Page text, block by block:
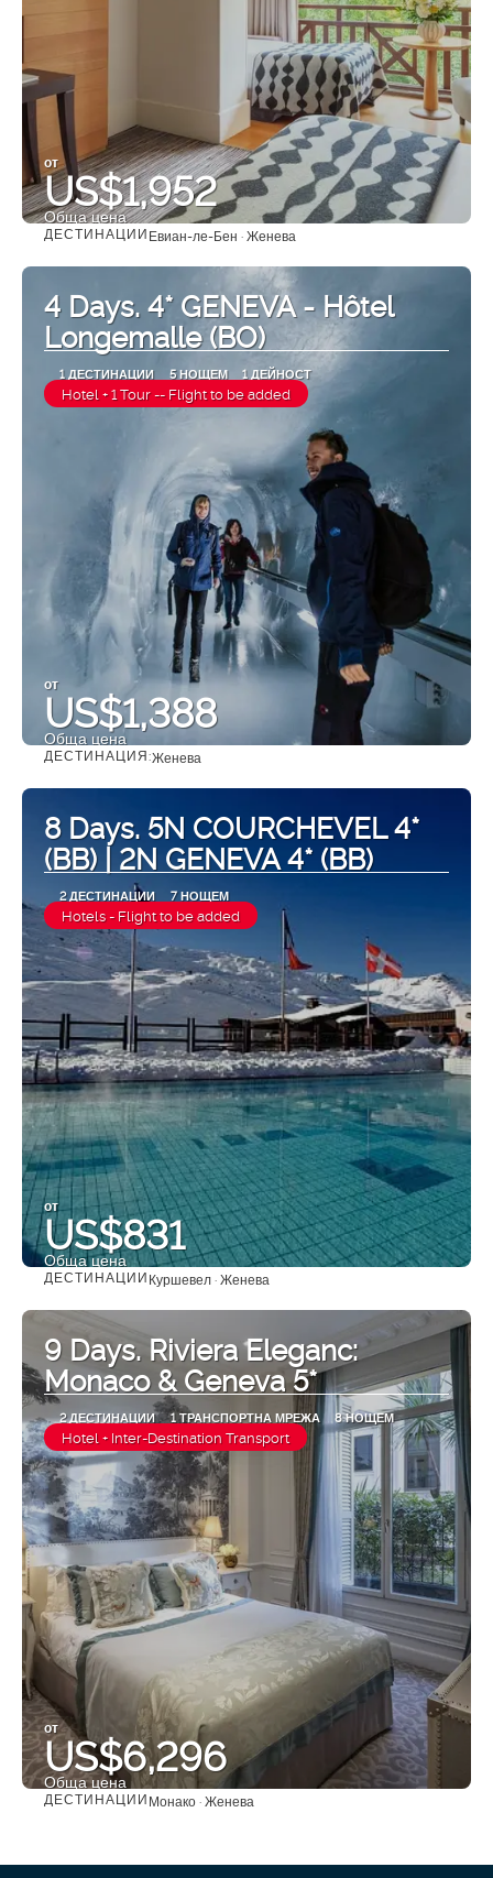
от
US$1,952
Обща цена
Вижте
ДЕСТИНАЦИИЕвиан-ле-Бен · Женева
4 Days. 4* GENEVA - Hôtel
Longemalle (BO)
1 ДЕСТИНАЦИИ 5 НОЩЕМ 1 ДЕЙНОСТ
Hotel + 1 Tour -- Flight to be added
от
US$1,388
Обща цена
ДЕСТИНАЦИЯ:Женева
8 Days. 5N COURCHEVEL 4*
(BB) | 2N GENEVA 4* (BB)
2 ДЕСТИНАЦИИ 7 НОЩЕМ
Hotels - Flight to be added
от
US$831
Обща цена
Вижте
ДЕСТИНАЦИИКуршевел · Женева
9 Days. Riviera Eleganc:
Monaco & Geneva 5*
2 ДЕСТИНАЦИИ 1 ТРАНСПОРТНА МРЕЖА 8 НОЩЕМ
Hotel + Inter-Destination Transport
от
US$6,296
Обща цена
Вижте
ДЕСТИНАЦИИМонако · Женева